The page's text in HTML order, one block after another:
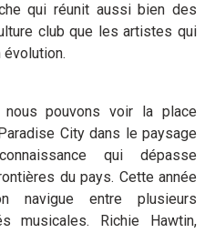
qui réunit aussi bien des
club que les artistes qui
évolution.
nous pouvons voir la place
City dans le paysage
qui dépasse
du pays. Cette année
navigue entre plusieurs
musicales. Richie Hawtin,